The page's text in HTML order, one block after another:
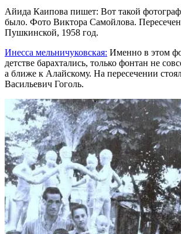
Айида Каипова пишет: Вот такой
было. Фото Виктора Самойлова.
Пушкинской, 1958 год.
Инесса мельничуковская: Именно в этом
детстве барахтались, только фонтан не
а ближе к Алайскому. На пересечении
Васильевич Гоголь.